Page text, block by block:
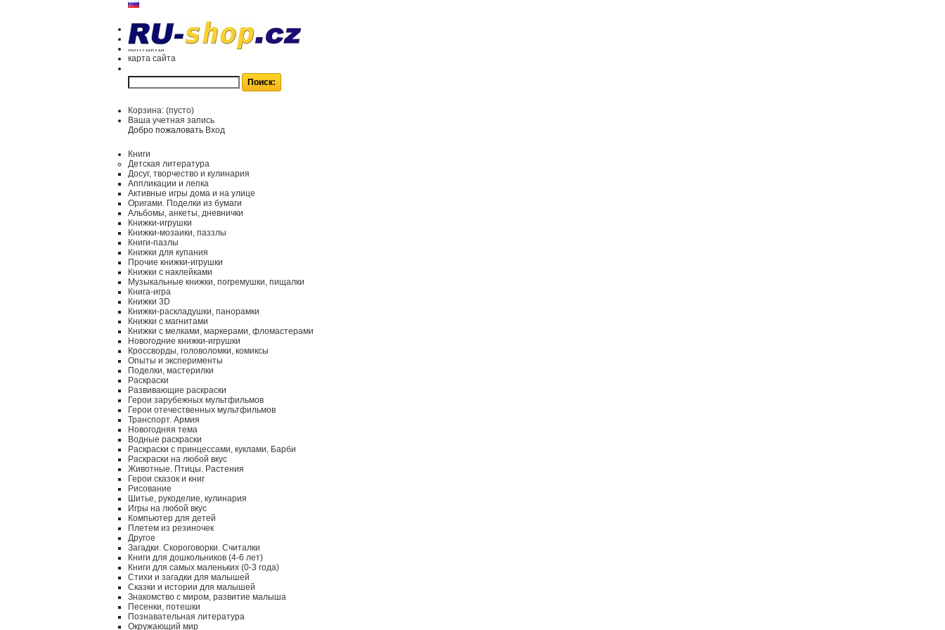
контакты
карта сайта
Корзина: (пусто)
Ваша учетная запись
Добро пожаловать Вход
Книги
Детская литература
Досуг, творчество и кулинария
Аппликации и лепка
Активные игры дома и на улице
Оригами. Поделки из бумаги
Альбомы, анкеты, дневнички
Книжки-игрушки
Книжки-мозаики, паззлы
Книги-пазлы
Книжки для купания
Прочие книжки-игрушки
Книжки с наклейками
Музыкальные книжки, погремушки, пищалки
Книга-игра
Книжки 3D
Книжки-раскладушки, панорамки
Книжки с магнитами
Книжки с мелками, маркерами, фломастерами
Новогодние книжки-игрушки
Кроссворды, головоломки, комиксы
Опыты и эксперименты
Поделки, мастерилки
Раскраски
Развивающие раскраски
Герои зарубежных мультфильмов
Герои отечественных мультфильмов
Транспорт. Армия
Новогодняя тема
Водные раскраски
Раскраски с принцессами, куклами, Барби
Раскраски на любой вкус
Животные. Птицы. Растения
Герои сказок и книг
Рисование
Шитье, рукоделие, кулинария
Игры на любой вкус
Компьютер для детей
Плетем из резиночек
Другое
Загадки. Скороговорки. Считалки
Книги для дошкольников (4-6 лет)
Книги для самых маленьких (0-3 года)
Стихи и загадки для малышей
Сказки и истории для малышей
Знакомство с миром, развитие малыша
Песенки, потешки
Познавательная литература
Окружающий мир